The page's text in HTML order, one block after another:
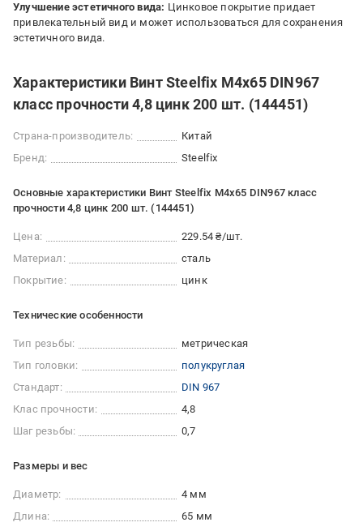
Улучшение эстетичного вида: Цинковое покрытие придает
привлекательный вид и может использоваться для сохранения
эстетичного вида.
Характеристики Винт Steelfix М4х65 DIN967
класс прочности 4,8 цинк 200 шт. (144451)
Страна-производитель:
Китай
Бренд:
Steelfix
Основные характеристики Винт Steelfix М4х65 DIN967 класс
прочности 4,8 цинк 200 шт. (144451)
Цена:
229.54 ₴/шт.
Материал:
сталь
Покрытие:
цинк
Технические особенности
Тип резьбы:
метрическая
Тип головки:
полукруглая
Стандарт:
DIN 967
Клас прочности:
4,8
Шаг резьбы:
0,7
Размеры и вес
Диаметр:
4 мм
Длина:
65 мм